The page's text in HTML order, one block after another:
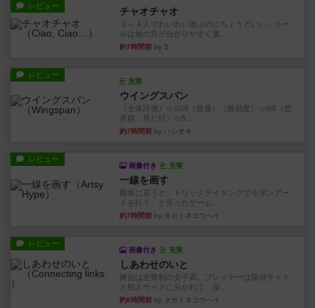
レビュー チャオチャオ
３～４人でわいわい遊ぶのにちょうどいい。ルー
ルは他の方が分かりやすく書...
約7時間前 by S
レビュー
充実
ウイングスパン
（全体評価）☆10/6（普通）（難易度）☆4/5（世
界観・見た目）☆5...
約7時間前 by ハシオキ
レビュー
画像付き 充実
一線を画す
簡単に言うと、トリックテイキングでモダンアー
トを行う、と言ったゲーム。...
約7時間前 by タカミネコウヘイ
レビュー
画像付き 充実
しあわせのいと
舞台は全寮制の女子高。プレイヤーは探偵サイド
と犯人サイドに分かれて、探...
約8時間前 by タカミネコウヘイ